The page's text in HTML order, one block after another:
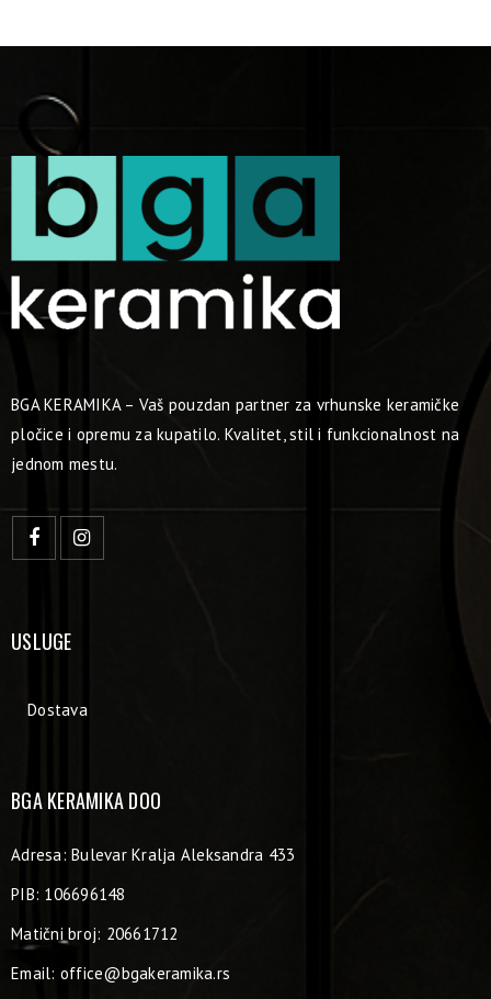
BGA KERAMIKA – Vaš pouzdan partner za vrhunske keramičke
pločice i opremu za kupatilo. Kvalitet, stil i funkcionalnost na
jednom mestu.
USLUGE
Dostava
BGA KERAMIKA DOO
Adresa: Bulevar Kralja Aleksandra 433
PIB: 106696148
Matični broj: 20661712
Email: office@bgakeramika.rs